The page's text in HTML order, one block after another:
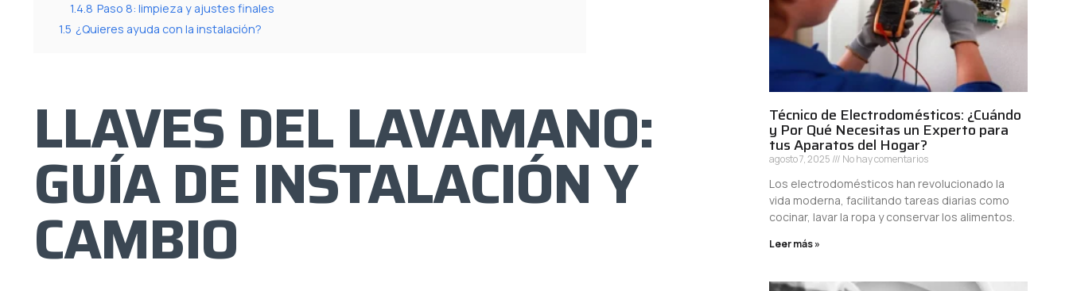
1.4.8 Paso 8: limpieza y ajustes finales
1.5 ¿Quieres ayuda con la instalación?
LLAVES DEL LAVAMANO:
GUÍA DE INSTALACIÓN Y
CAMBIO
Técnico de Electrodomésticos: ¿Cuándo
y Por Qué Necesitas un Experto para
tus Aparatos del Hogar?
agosto 7, 2025 No hay comentarios
Los electrodomésticos han revolucionado la
vida moderna, facilitando tareas diarias como
cocinar, lavar la ropa y conservar los alimentos.
Leer más »